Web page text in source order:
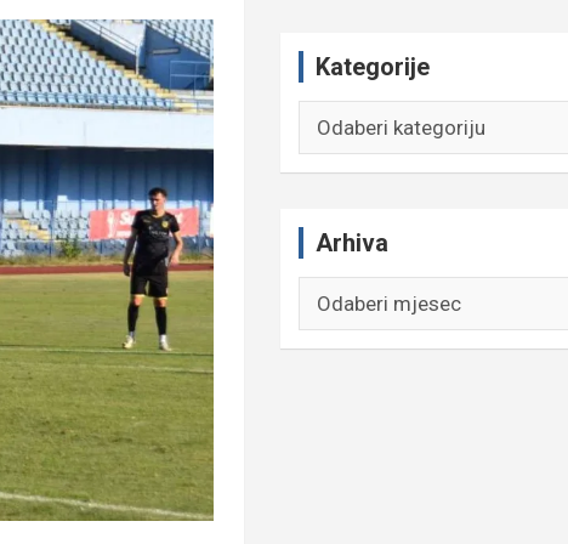
Kategorije
Arhiva